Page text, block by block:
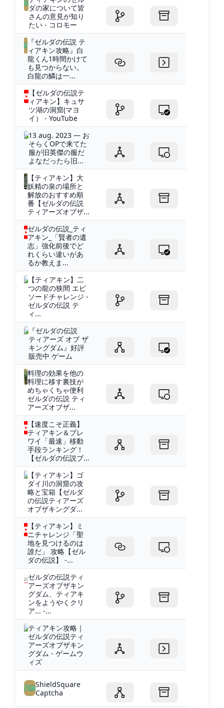
ダの家について皆
さんの意見が知り
たい - コロモー
『ゼルダの伝説 テ
ィアキン攻略』白
龍くん1時間かけて
も見つからない。
白龍の鱗は一...
【ゼルダの伝説テ
ィアキン】キュサ
ツ湖の洞窟(マヨ
イ） - YouTube
13 aug. 2023 — お
そらくOPで来てた
服が旧英傑の服だ
よなだったら旧...
【ティアキン】大
妖精の泉の場所と
解放のおすすめ順
番【ゼルダの伝説
ティアーズオブザ...
ゼルダの伝説_ティ
アキン_「賢者の遺
志」強化前後でど
れくらい違いがあ
るか教えま...
【ティアキン】二
つの龍の狭間 エピ
ソードチャレンジ -
ゼルダの伝説 テ
ィ...
『ゼルダの伝説
ティアーズ オブ ザ
キングダム』好評
販売中 ゲーム
料理の効果を他の
料理に移す裏技が
めちゃくちゃ便利
ゼルダの伝説 ティ
アーズオブザ...
【速度こそ正義】
ティアキン＆ブレ
ワイ「最速」移動
手段ランキング！
【ゼルダの伝説ブ...
【ティアキン】ゴ
ダイ川の洞窟の攻
略と宝箱【ゼルダ
の伝説ティアーズ
オブザキングダ...
【ティアキン】ミ
ニチャレンジ「聖
地を見つけるのは
誰だ」 攻略【ゼル
ダの伝説】 -...
ゼルダの伝説ティ
アーズオブザキン
グダム、ティアキ
ンをようやくクリ
ア... -...
ティアキン攻略｜
ゼルダの伝説ティ
アーズオブザキン
グダム - ゲームウ
ィズ
ShieldSquare
Captcha